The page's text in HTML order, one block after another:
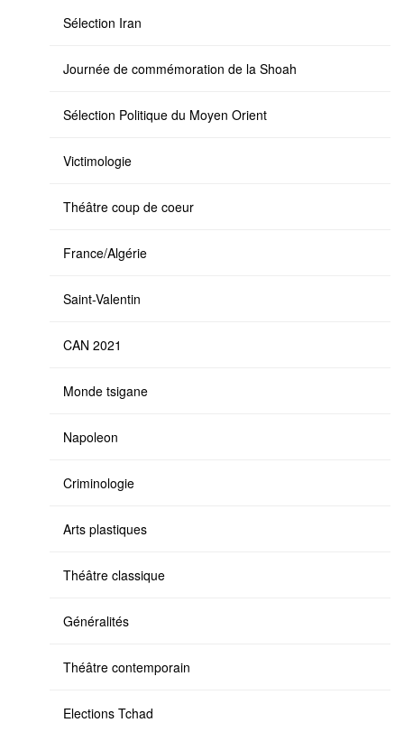
Sélection Iran
Journée de commémoration de la Shoah
Sélection Politique du Moyen Orient
Victimologie
Théâtre coup de coeur
France/Algérie
Saint-Valentin
CAN 2021
Monde tsigane
Napoleon
Criminologie
Arts plastiques
Théâtre classique
Généralités
Théâtre contemporain
Elections Tchad